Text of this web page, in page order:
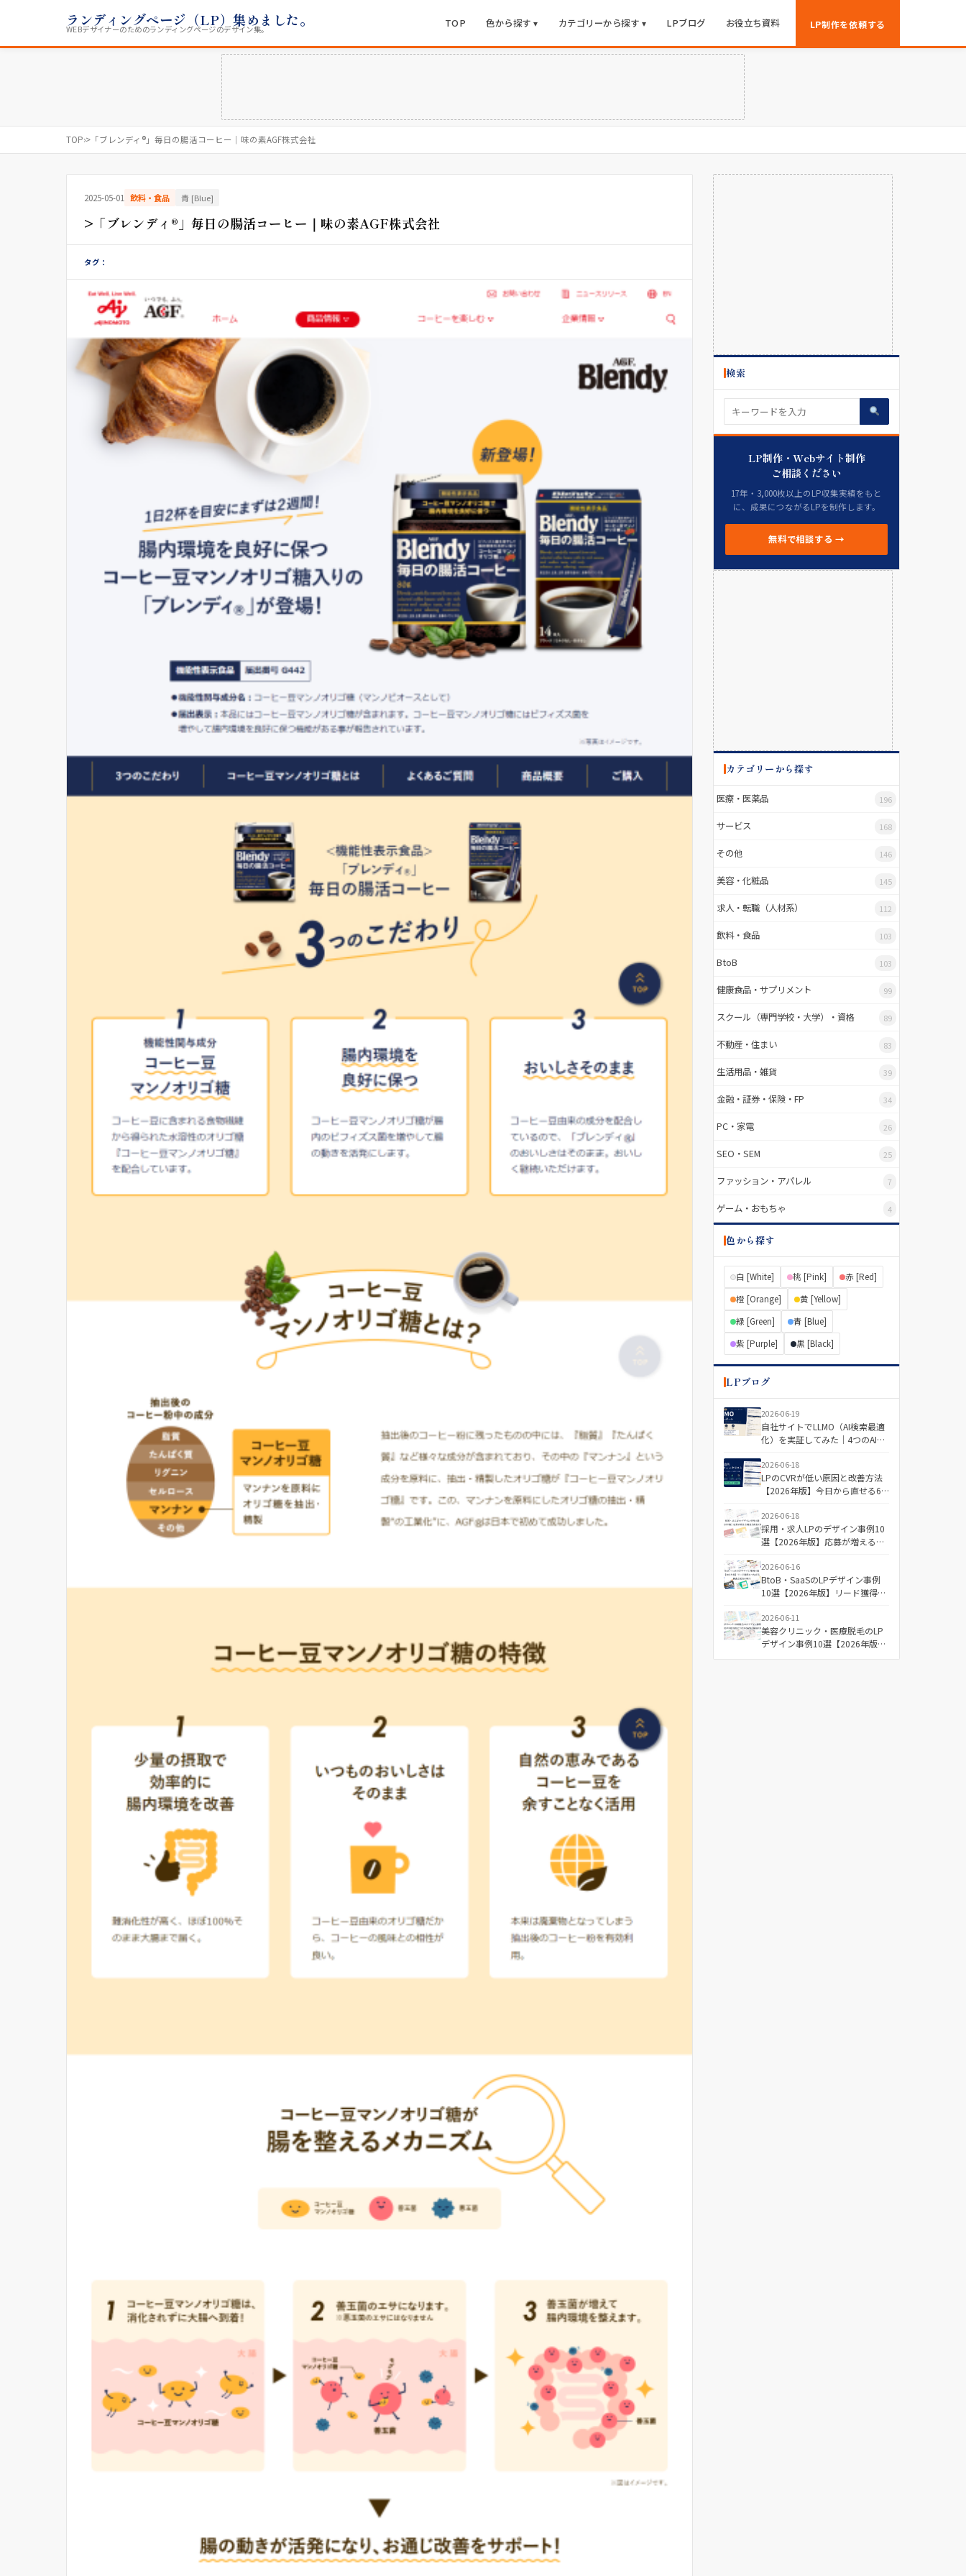
ランディングページ（LP）集めました。
WEBデザイナーのためのランディングページのデザイン集。 TOP 色から探す ▾ カテゴリーから探す ▾ LPブログ お役立ち資料 LP制作を依頼する
TOP›>「ブレンディ®」毎日の腸活コーヒー｜味の素AGF株式会社
2025-05-01 飲料・食品 青 [Blue]
>「ブレンディ®」毎日の腸活コーヒー｜味の素AGF株式会社
タグ：
検索
LP制作・Webサイト制作
ご相談ください
17年・3,000枚以上のLP収集実績をもと
に、成果につながるLPを制作します。
無料で相談する →
カテゴリーから探す
医療・医薬品 196
サービス 168
その他 146
美容・化粧品 145
求人・転職（人材系） 112
飲料・食品 103
BtoB 103
健康食品・サプリメント 99
スクール（専門学校・大学）・資格 89
不動産・住まい 83
生活用品・雑貨 39
金融・証券・保険・FP 34
PC・家電 26
SEO・SEM 25
ファッション・アパレル 7
ゲーム・おもちゃ 4
色から探す
白 [White] 桃 [Pink]
赤 [Red]
橙 [Orange]
黄 [Yellow]
緑 [Green]
青 [Blue]
紫 [Purple]
黒 [Black]
LPブログ
2026-06-19
自社サイトでLLMO（AI検索最適
化）を実証してみた｜4つのAIで
事」を分けた差とは
2026-06-18
LPのCVRが低い原因と改善方法
【2026年版】今日から直せる6
2026-06-18
採用・求人LPのデザイン事例10
選【2026年版】応募が増える構
2026-06-16
BtoB・SaaSのLPデザイン事例
10選【2026年版】リード獲得に
2026-06-11
美容クリニック・医療脱毛のLP
デザイン事例10選【2026年版】
成果につながる配色と構成の傾